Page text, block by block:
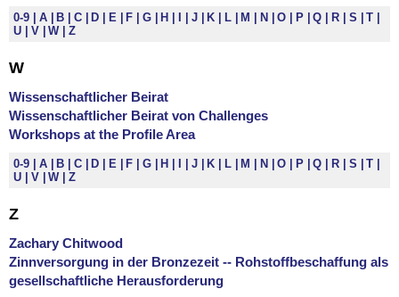
0-9 A B C D E F G H J K L M N O P Q R S
T
U
V W Z
W
Wissenschaftlicher Beirat
Wissenschaftlicher Beirat von Challenges
Workshops at the Profile Area
0-9 A B C D E F G H J K L M N O P Q R S
T
U
V W Z
Z
Zachary Chitwood
Zinnversorgung in der Bronzezeit -- Rohstoffbeschaffung als
gesellschaftliche Herausforderung